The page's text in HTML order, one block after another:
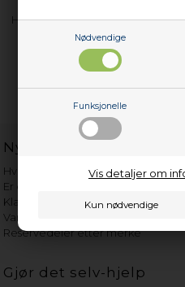
Nødvendige
Funksjonelle
Vis detaljer om
HKK66W - TE66C1301E2202
Nyttige lenker
Hvor gammelt er apparatet mitt?
Er det verdt å reparere?
Klage på bassengrobot
Vannets hardhetsgrad
Reservedeler etter merke
Gjør det selv-hjelp